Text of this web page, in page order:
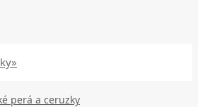
perá a ceruzky